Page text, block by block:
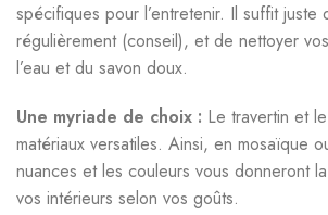
spécifiques pour l’entretenir. Il suffit juste
régulièrement (conseil), et de nettoyer
l’eau et du savon doux.
Une myriade de choix : Le travertin et
matériaux versatiles. Ainsi, en mosaïque
nuances et les couleurs vous donneront
vos intérieurs selon vos goûts.